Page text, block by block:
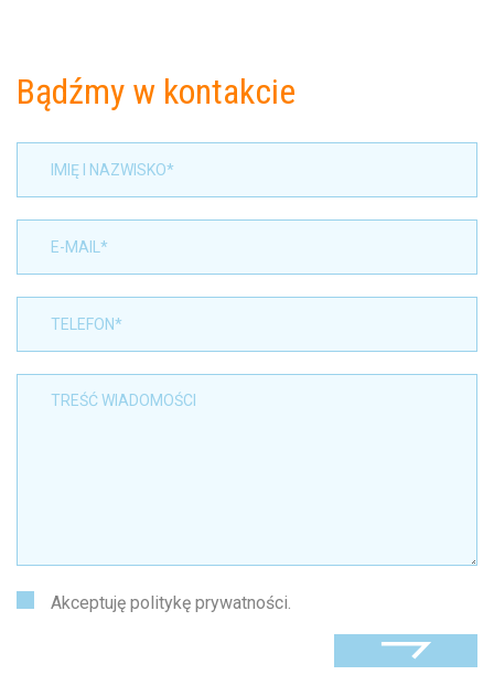
Bądźmy w kontakcie
Akceptuję politykę prywatności.